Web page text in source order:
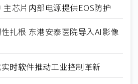
主芯片内部电源提供EOS防护
扎根 东港安泰医院导入AI影像
时软件推动工业控制革新